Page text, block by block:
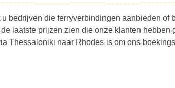
bedrijven die ferryverbindingen aanbieden
laatste prijzen zien die onze klanten
Thessaloniki naar Rhodes is om ons